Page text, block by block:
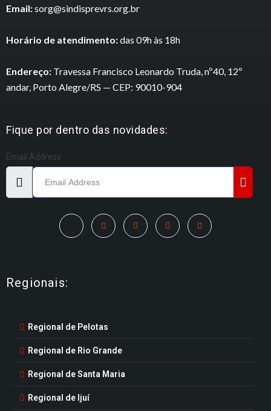
Email:sorg@sindisprevrs.org.br
Horário de atendimento:das 09h às 18h
Endereço: Travessa Francisco Leonardo Truda, nº40, 12º
andar, Porto Alegre/RS — CEP: 90010-904
Fique por dentro das novidades:
Email Address
Regionais:
Regional de Pelotas
Regional de Rio Grande
Regional de Santa Maria
Regional de Ijuí